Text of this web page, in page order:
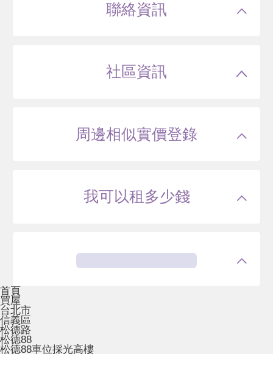
聯絡資訊
社區資訊
周邊相似實價登錄
我可以租多少錢
首頁
買屋
台北市
信義區
松德路
松德88
松德88車位採光高樓